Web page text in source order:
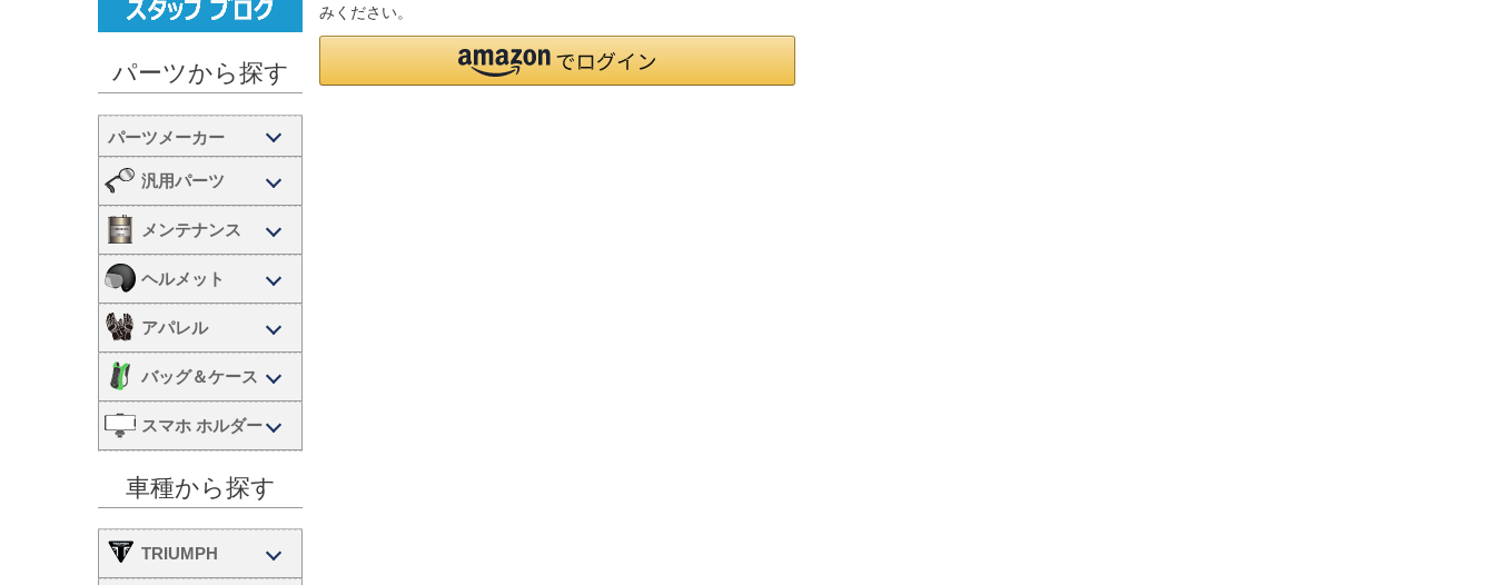
パーツから探す
汎用パーツ
メンテナンス
ヘルメット
アパレル
バッグ＆ケース
スマホ ホルダー
車種から探す
TRIUMPH
みください。